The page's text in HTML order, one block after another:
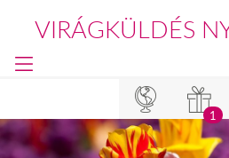
VIRÁGKÜLDÉS
1